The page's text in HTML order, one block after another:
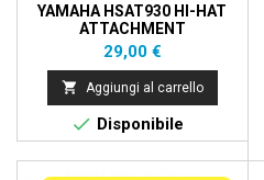
YAMAHA HSAT930 HI-HAT
ATTACHMENT
Prezzo
29,00 €
 Aggiungi al carrello
 Disponibile